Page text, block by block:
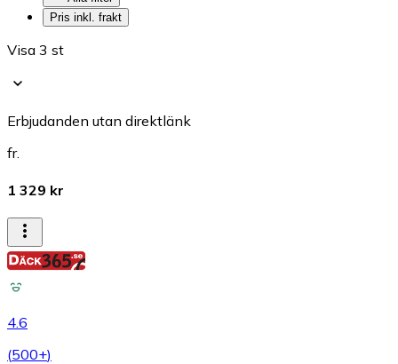
Pris inkl. frakt
Visa 3 st
Erbjudanden utan direktlänk
fr.
1 329 kr
4.6
(500+)